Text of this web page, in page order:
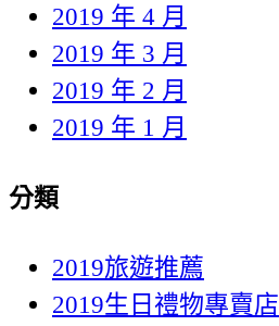
2019 年 4 月
2019 年 3 月
2019 年 2 月
2019 年 1 月
分類
2019旅遊推薦
2019生日禮物專賣店